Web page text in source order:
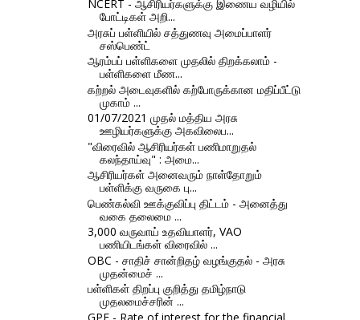
NCERT - ஆசிரியர்களுக்கு இணைய வழியில்
போட்டிகள் அறி...
அரசுப் பள்ளியில் சத்துணவு அமைப்பாளர்
சஸ்பெண்ட்
ஆரம்பப் பள்ளிகளை முதலில் திறக்கலாம் -
பள்ளிகளை மீண...
கற்றல் அடைவுகளில் கற்போருக்கான மதிப்பீட்டு
முகாம் ...
01/07/2021 முதல் மத்திய அரசு
ஊழியர்களுக்கு அகவிலைப...
"விரைவில் ஆசிரியர்கள் பணிமாறுதல்
கலந்தாய்வு" : அமை...
ஆசிரியர்கள் அனைவரும் நாள்தோறும்
பள்ளிக்கு வருகை பு...
பெண்கல்வி ஊக்குவிப்பு திட்டம் - அனைத்து
வகை தலைமை ...
3,000 வருவாய் உதவியாளர், VAO
பணியிடங்கள் விரைவில் ...
OBC - சாதிச் சான்றிதழ் வழங்குதல் - அரசு
முதன்மைச் ...
பள்ளிகள் திறப்பு குறித்து தமிழ்நாடு
முதலமைச்சரின் ...
GPF - Rate of interest for the financial